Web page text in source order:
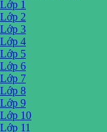
Lớp 1
Lớp 2
Lớp 3
Lớp 4
Lớp 5
Lớp 6
Lớp 7
Lớp 8
Lớp 9
Lớp 10
Lớp 11